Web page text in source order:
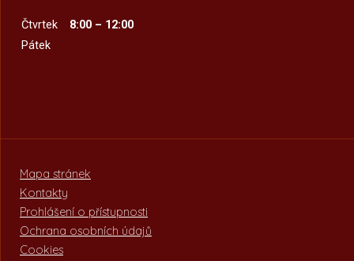
Čtvrtek
8:00 – 12:00
Pátek
Mapa stránek
Kontakty
Prohlášení o přístupnosti
Ochrana osobních údajů
Cookies